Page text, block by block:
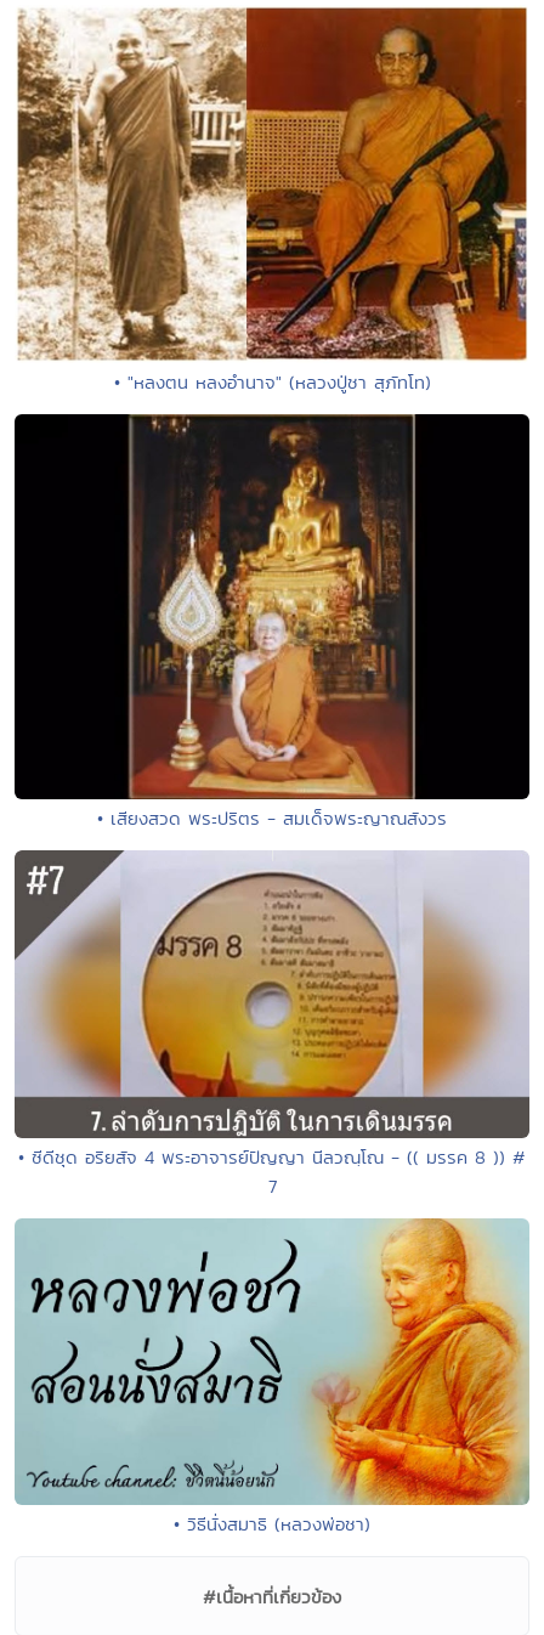
• "หลงตน หลงอำนาจ" (หลวงปู่ชา สุภัทโท)
• เสียงสวด พระปริตร - สมเด็จพระญาณสังวร
• ซีดีชุด อริยสัจ 4 พระอาจารย์ปัญญา นีลวณฺโณ - (( มรรค 8 )) #
7
• วิธีนั่งสมาธิ (หลวงพ่อชา)
#เนื้อหาที่เกี่ยวข้อง